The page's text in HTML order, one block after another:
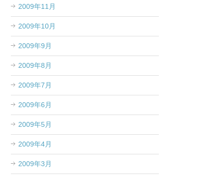
2009年11月
2009年10月
2009年9月
2009年8月
2009年7月
2009年6月
2009年5月
2009年4月
2009年3月